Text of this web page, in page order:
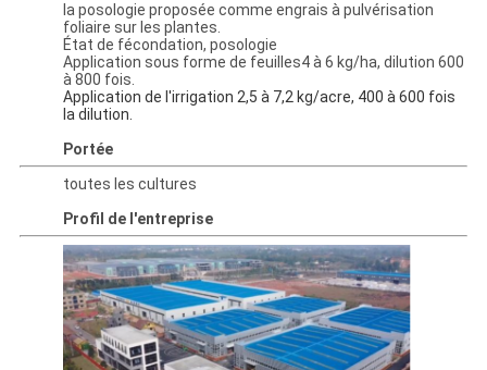
la posologie proposée comme engrais à pulvérisation
foliaire sur les plantes.
État de fécondation, posologie
Application sous forme de feuilles4 à 6 kg/ha, dilution 600
à 800 fois.
Application de l'irrigation 2,5 à 7,2 kg/acre, 400 à 600 fois
la dilution.
Portée
toutes les cultures
Profil de l'entreprise